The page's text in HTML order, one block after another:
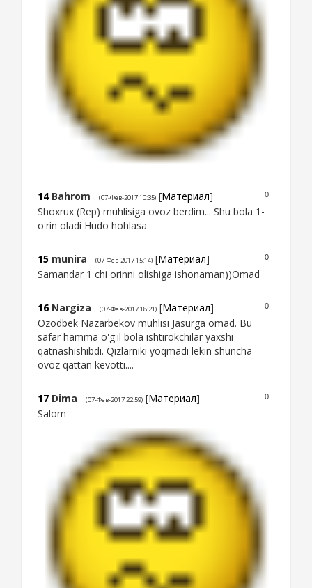
0
14 Bahrom (07-Фев-2017 10:35) [Материал]
Shoxrux (Rep) muhlisiga ovoz berdim... Shu bola 1-
o'rin oladi Hudo hohlasa
0
15 munira (07-Фев-2017 15:14) [Материал]
Samandar 1 chi orinni olishiga ishonaman))Omad
0
16 Nargiza (07-Фев-2017 18:21) [Материал]
Ozodbek Nazarbekov muhlisi Jasurga omad. Bu
safar hamma o'g'il bola ishtirokchilar yaxshi
qatnashishibdi. Qizlarniki yoqmadi lekin shuncha
ovoz qattan kevotti....
0
17 Dima (07-Фев-2017 22:59) [Материал]
Salom